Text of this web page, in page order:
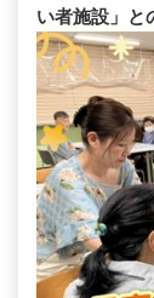
い者施設」と